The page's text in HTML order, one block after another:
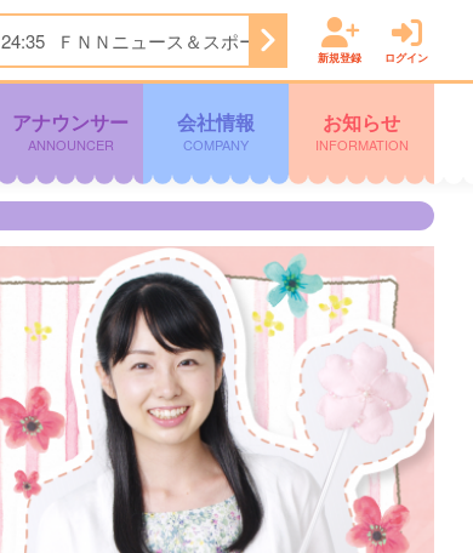
24:35 ＦＮＮニュース＆スポーツ 24:45 Ｋａｇｏ
新規登録 ログイン
アナウンサー
ANNOUNCER
会社情報
COMPANY
お知らせ
INFORMATION